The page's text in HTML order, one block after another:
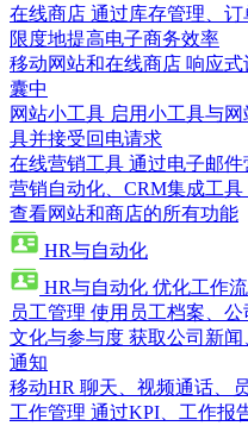
在线商店 通过库存管理、
限度地提高电子商务效率
移动网站和在线商店 响应
囊中
网站小工具 启用小工具与
具并接受回电请求
在线营销工具 通过电子邮件
营销自动化、CRM集成工
查看网站和商店的所有功能
HR与自动化
HR与自动化 优化工作
员工管理 使用员工档案、
文化与参与度 获取公司新闻
通知
移动HR 聊天、视频通话、
工作管理 通过KPI、工作报